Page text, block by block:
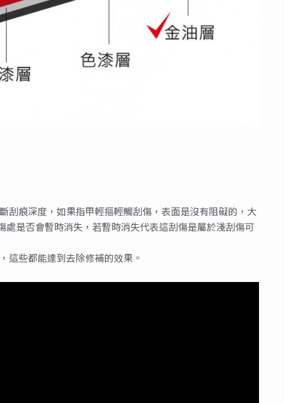
刮痕深度，如果指甲輕摳輕觸刮傷，表面是沒有阻礙的，大
是否會暫時消失，若暫時消失代表這刮傷是屬於淺刮傷可
這些都能達到去除修補的效果。